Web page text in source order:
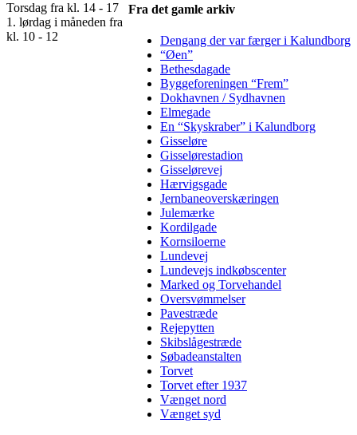
Fra det gamle arkiv
Dengang der var færger i Kalundborg
“Øen”
Bethesdagade
Byggeforeningen “Frem”
Dokhavnen / Sydhavnen
Elmegade
En “Skyskraber” i Kalundborg
Gisseløre
Gisselørestadion
Gisselørevej
Hærvigsgade
Jernbaneoverskæringen
Julemærke
Kordilgade
Kornsiloerne
Lundevej
Lundevejs indkøbscenter
Marked og Torvehandel
Oversvømmelser
Pavestræde
Rejepytten
Skibslågestræde
Søbadeanstalten
Torvet
Torvet efter 1937
Vænget nord
Vænget syd
Torsdag fra kl. 14 - 17
1. lørdag i måneden fra
kl. 10 - 12